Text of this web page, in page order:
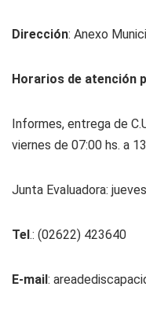
Dirección: Anexo
Horarios de atención
Informes, entrega de
viernes de 07:00 hs. a
Junta Evaluadora:
Tel.: (02622) 423640
E-mail: